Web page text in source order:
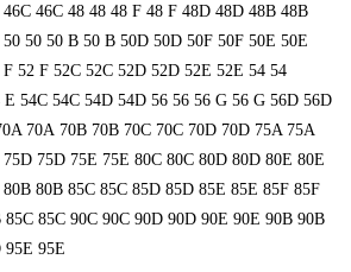
46С 46С 48 48 48 F 48 F 48D 48D 48В 48В
50 50 50 B 50 B 50D 50D 50F 50F 50Е 50Е
F 52 F 52C 52C 52D 52D 52E 52E 54 54
Е 54C 54C 54D 54D 56 56 56 G 56 G 56D 56D
70A 70B 70B 70C 70C 70D 70D 75A 75A
75D 75D 75E 75E 80C 80C 80D 80D 80E 80E
80В 80В 85C 85C 85D 85D 85E 85E 85F 85F
85С 85С 90C 90C 90D 90D 90E 90E 90В 90В
95E 95E